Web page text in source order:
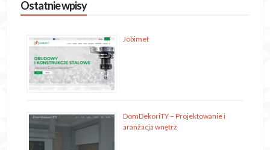
Ostatnie wpisy
Jobimet
DomDekoriTY – Projektowanie i
aranżacja wnętrz